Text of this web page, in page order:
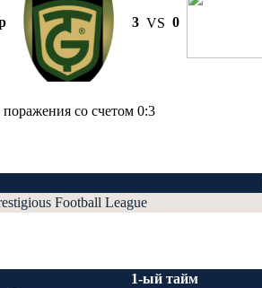
3 VS 0
поражения со счетом 0:3
Football League
1-ый тайм